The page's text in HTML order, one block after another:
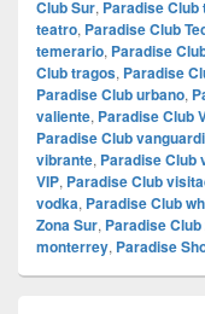
Club Sur, Paradise Club
teatro, Paradise Club
temerario, Paradise
Club tragos, Paradise
Paradise Club urbano,
valiente, Paradise Club
Paradise Club
vibrante, Paradise Club
VIP, Paradise Club
vodka, Paradise Club
Zona Sur, Paradise Club
monterrey, Paradise